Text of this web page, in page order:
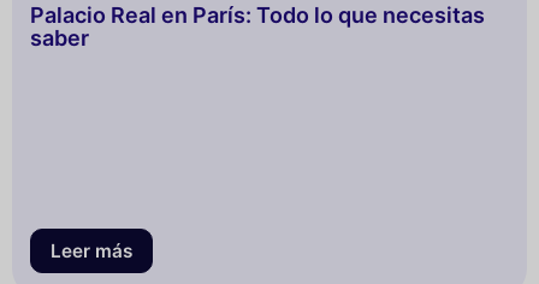
Palacio Real en París: Todo lo que necesitas
saber
Leer más